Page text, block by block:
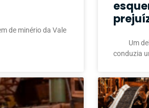
de minério da Vale
Um
conduzia